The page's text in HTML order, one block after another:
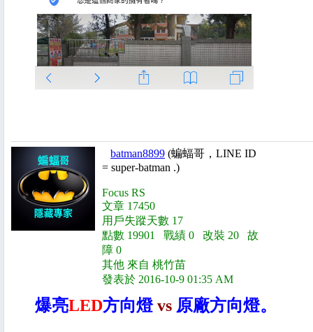
batman8899 (蝙蝠哥，LINE ID
= super-batman .)
Focus RS
文章 17450
用戶失蹤天數 17
點數 19901 戰績 0 改裝 20 故
障 0
其他 來自 桃竹苗
發表於 2016-10-9 01:35 AM
爆亮LED方向燈vs 原廠方向燈。